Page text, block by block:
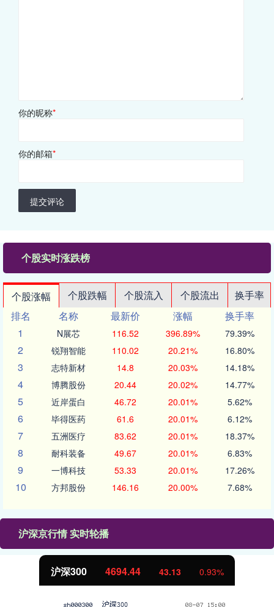
你的昵称*
你的邮箱*
提交评论
个股实时涨跌榜
个股涨幅 个股跌幅 个股流入 个股流出
换手率
排名
名称 最新价 涨幅
换手率
1
N展芯 116.52 396.89% 79.39%
2 锐翔智能 110.02 20.21% 16.80%
3 志特新材 14.8 20.03% 14.18%
4 博腾股份 20.44 20.02% 14.77%
5 近岸蛋白 46.72 20.01% 5.62%
6 毕得医药 61.6 20.01% 6.12%
7 五洲医疗 83.62 20.01% 18.37%
8 耐科装备 49.67 20.01% 6.83%
9 一博科技 53.33 20.01% 17.26%
10 方邦股份 146.16 20.00% 7.68%
沪深京行情 实时轮播
北证50 1134.24 11.37